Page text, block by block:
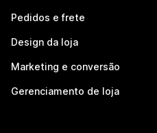
Pedidos e frete
Design da loja
Marketing e conversão
Gerenciamento de loja